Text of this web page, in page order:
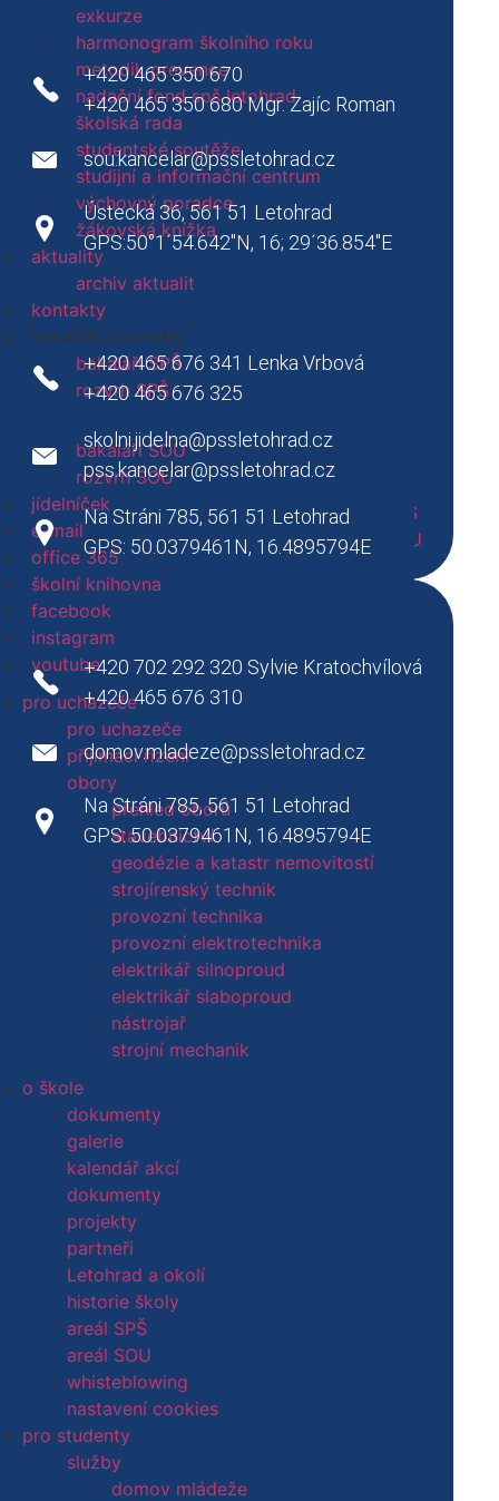
představení školy
partneři
projekty
historie školy
Letohrad a okolí
areál SPŠ
areál SOU
domov mládeže
školní jídelna
prohlášení o přístupnosti
nastavení cookies
aktuality
kontakty
přehled kontaktů
vedení školy
pedagogičtí pracovníci SPŠ
pedagogičtí pracovníci SOU
technicko hospodářští pracovníci SPŠ
technicko hospodářští pracovníci SOU
pracovníci domova mládeže
pro uchazeče
den otevřených dveří
přijímací řízení
obory
přehled oborů
stavebnictví
geodézie a katastr nemovitostí
nástrojař
strojní mechanik
elektrikář slaboproud
elektrikář silnoproud
provozní elektrotechnika
provozní technika
pro studenty
služby
nabízené služby
stravování
kurzy
podpůrné aktivity studia
sport
kultura
studentské soutěže
exkurze
výchovný poradce
metodik prevence
školská rada
nadační fond SPŠ Letohrad
žákovská knížka
studijní a informační centrum
kalendář akcí
dokumenty
exkurze
harmonogram školního roku
metodik prevence
nadační fond spš letohrad
školská rada
studentské soutěže
studijní a informační centrum
výchovný poradce
žákovská knížka
aktuality
archiv aktualit
kontakty
bakaláři a rozvrhy
bakaláři SPŠ
rozvrh SPŠ
bakaláři SOU
rozvrh SOU
jídelníček
e-mail
office 365
školní knihovna
facebook
instagram
youtube
pro uchazeče
pro uchazeče
přijímací řízení
obory
přehled oborů
stavebnictví
geodézie a katastr nemovitostí
strojírenský technik
provozní technika
provozní elektrotechnika
elektrikář silnoproud
elektrikář slaboproud
nástrojař
strojní mechanik
o škole
dokumenty
galerie
kalendář akcí
dokumenty
projekty
partneři
Letohrad a okolí
historie školy
areál SPŠ
areál SOU
whisteblowing
nastavení cookies
pro studenty
služby
domov mládeže
+420 465 350 670
+420 465 350 680 Mgr. Zajíc Roman
sou.kancelar@pssletohrad.cz
Ústecká 36, 561 51 Letohrad
GPS:50°1´54.642"N, 16; 29´36.854"E
Jídelna
+420 465 676 341 Lenka Vrbová
+420 465 676 325
skolni.jidelna@pssletohrad.cz
pss.kancelar@pssletohrad.cz
Na Stráni 785, 561 51 Letohrad
GPS: 50.0379461N, 16.4895794E
Domov mládeže
+420 702 292 320 Sylvie Kratochvílová
+420 465 676 310
domov.mladeze@pssletohrad.cz
Na Stráni 785, 561 51 Letohrad
GPS: 50.0379461N, 16.4895794E
Letohrad
Průmyslová střední škola Letohrad
pss.kancelar@pssletohrad.cz
+420 465 676 310
Areál odborného učiliště PSŠ Letohrad
sou.kancelar@pssletohrad.cz
+420 465 350 670